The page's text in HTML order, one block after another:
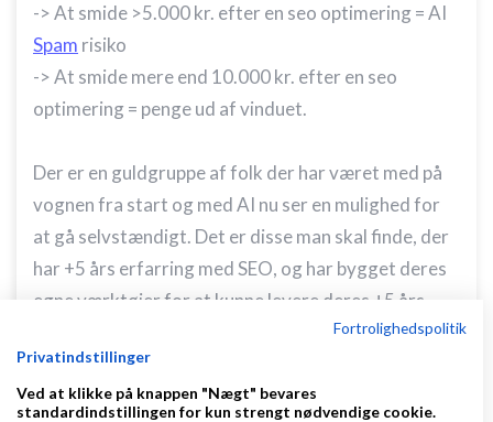
-> At smide >5.000 kr. efter en seo optimering = AI
Spam risiko
-> At smide mere end 10.000 kr. efter en seo
optimering = penge ud af vinduet.
Der er en guldgruppe af folk der har været med på
vognen fra start og med AI nu ser en mulighed for
at gå selvstændigt. Det er disse man skal finde, der
har +5 års erfarring med SEO, og har bygget deres
egne værktøjer for at kunne levere deres +5 års
ekspertise på rekord tid ved brug af AI = du bør ikke
skulle betale meget mere end de 5.000 kr., og de bør
kunne tilbude noget kontinuerligt audit billigt, pga
Fortrolighedspolitik
Privatindstillinger
Ved at klikke på knappen "Nægt" bevares
standardindstillingen for kun strengt nødvendige cookie.